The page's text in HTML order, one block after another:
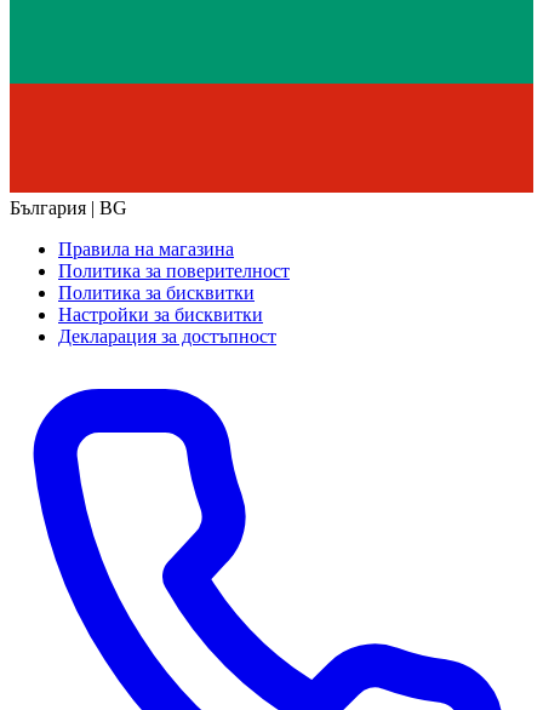
България | BG
Правила на магазина
Политика за поверителност
Политика за бисквитки
Настройки за бисквитки
Декларация за достъпност